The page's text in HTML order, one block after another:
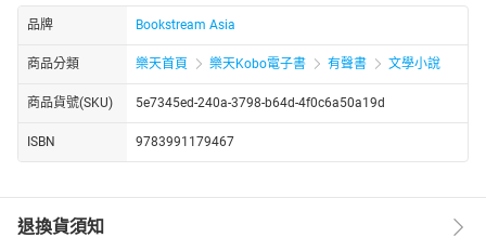
品牌 Bookstream Asia
商品分類 樂天首頁 樂天Kobo電子書 有聲書 文學小說
商品貨號(SKU) 5e7345ed-240a-3798-b64d-4f0c6a50a19d
ISBN 9783991179467
退換貨須知